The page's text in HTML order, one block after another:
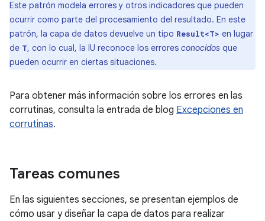
Este patrón modela errores y otros indicadores que pueden
ocurrir como parte del procesamiento del resultado. En este
patrón, la capa de datos devuelve un tipo Result<T> en lugar
de T, con lo cual, la IU reconoce los errores conocidos que
pueden ocurrir en ciertas situaciones.
Para obtener más información sobre los errores en las
corrutinas, consulta la entrada de blog Excepciones en
corrutinas.
Tareas comunes
En las siguientes secciones, se presentan ejemplos de
cómo usar y diseñar la capa de datos para realizar